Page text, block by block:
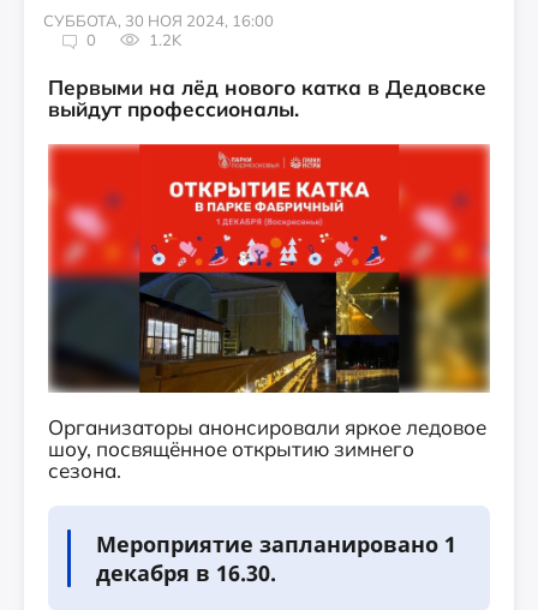
СУББОТА, 30 НОЯ 2024, 16:00
0
1.2K
Первыми на лёд нового катка в Дедовске
выйдут профессионалы.
Организаторы анонсировали яркое ледовое
шоу, посвящённое открытию зимнего
сезона.
Мероприятие запланировано 1
декабря в 16.30.